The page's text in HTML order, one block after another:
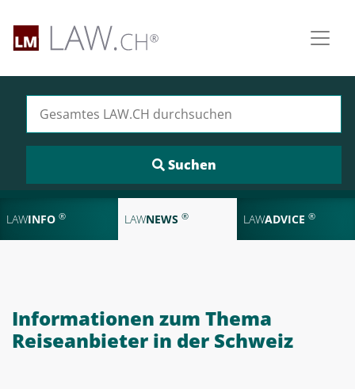
LAWINFO ® LAWNEWS ® LAWADVICE ®
Informationen zum Thema
Reiseanbieter in der Schweiz